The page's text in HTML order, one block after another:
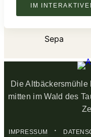
Sepa
IM
Die
mitten im Wald des
IMPRESSUM ·